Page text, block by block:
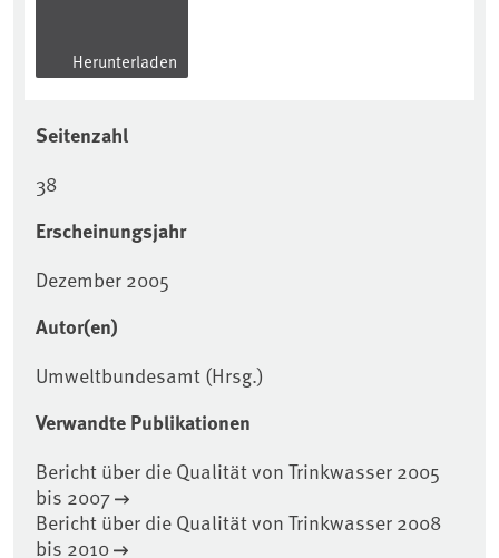
Herunterladen
Seitenzahl
38
Erscheinungsjahr
Dezember 2005
Autor(en)
Umweltbundesamt (Hrsg.)
Verwandte Publikationen
Bericht über die Qualität von Trinkwasser 2005
bis 2007
Bericht über die Qualität von Trinkwasser 2008
bis 2010